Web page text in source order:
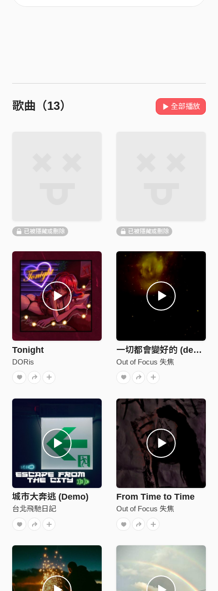
歌曲（13） 全部播放
已被隱藏或刪除 已被隱藏或刪除
Tonight
DORis
一切都會變好的 (demo)
Out of Focus 失焦
城市大奔逃 (Demo)
台北飛馳日記
From Time to Time
Out of Focus 失焦